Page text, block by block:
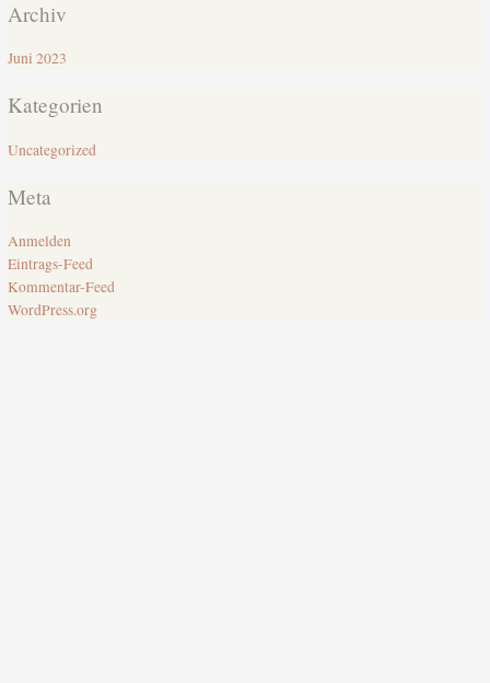
Archiv
Juni 2023
Kategorien
Uncategorized
Meta
Anmelden
Eintrags-Feed
Kommentar-Feed
WordPress.org